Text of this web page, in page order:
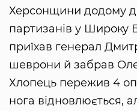
Херсонщини додому
партизанів у Широку
приїхав генерал
шеврони й забрав
Хлопець пережив 4
нога відновлюється,